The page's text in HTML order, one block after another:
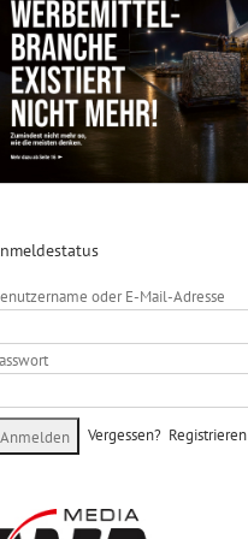
oder E-Mail-Adresse
Vergessen? Registrieren